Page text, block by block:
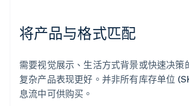
将产品与格式匹配
需要视觉展示、生活方式背景或快速决策
复杂产品表现更好。并非所有库存单位
息流中可供购买。